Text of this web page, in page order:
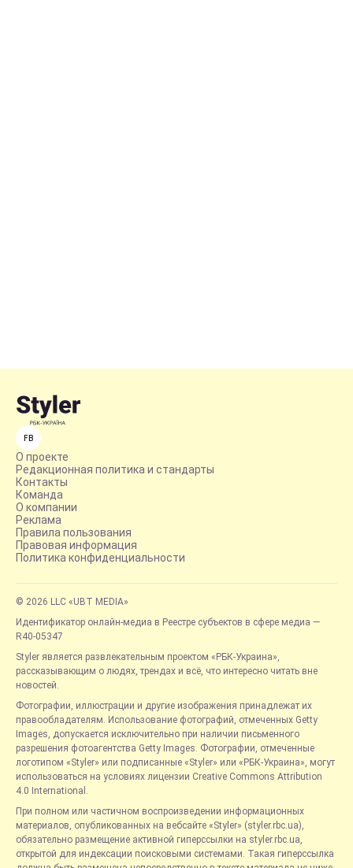
FB
О проекте
Редакционная политика и стандарты
Контакты
Команда
О компании
Реклама
Правила пользования
Правовая информация
Политика конфиденциальности
© 2026 LLC «UBT MEDIA»
Идентификатор онлайн-медиа в Реестре субъектов в сфере медиа —
R40-05347
Styler является развлекательным проектом «РБК-Украина»,
рассказывающим о людях, трендах и всё, что интересно читать вне
новостей.
Фотографии, иллюстрации и другие изображения принадлежат их
правообладателям. Использование фотографий, отмеченных Getty
Images, допускается исключительно при наличии письменного
разрешения фотоагентства Getty Images. Фотографии, отмеченные
логотипом «Styler» или подписанные «Styler» или «РБК-Украина», могут
использоваться на условиях лицензии Creative Commons Attribution
4.0 International.
При полном или частичном воспроизведении информационных
материалов, опубликованных на вебсайте «Styler» (styler.rbc.ua),
обязательно размещение активной гиперссылки на styler.rbc.ua,
открытой для индексации поисковыми системами. Такая гиперссылка